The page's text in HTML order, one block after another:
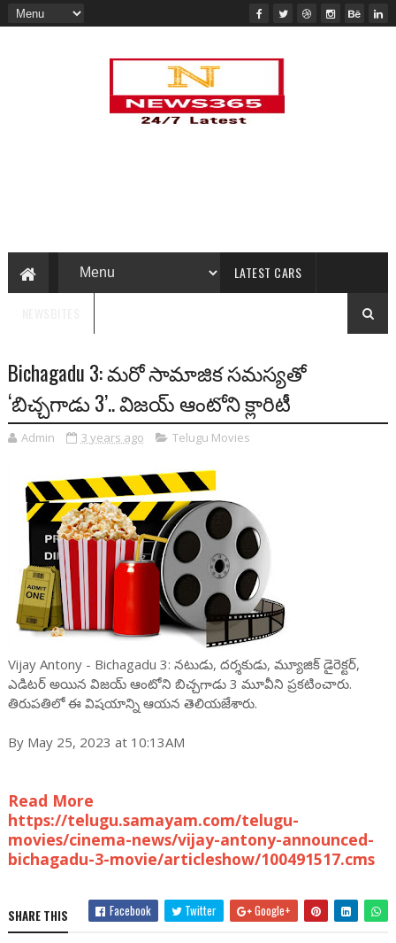
LATEST CARS
Bichagadu 3: మరో సామాజిక సమస్యతో
‘బిచ్చగాడు 3’.. విజయ్ ఆంటోని క్లారిటీ
Admin 3 years ago Telugu Movies
Vijay Antony - Bichagadu 3: న‌టుడు, ద‌ర్శ‌కుడు, మ్యూజిక్ డైరెక్ట‌ర్‌,
ఎడిట‌ర్ అయిన విజ‌య్ ఆంటోని బిచ్చ‌గాడు 3 మూవీని ప్ర‌క‌టించారు.
తిరుప‌తిలో ఈ విష‌యాన్ని ఆయ‌న తెలియ‌జేశారు.
By May 25, 2023 at 10:13AM
Read More
https://telugu.samayam.com/telugu-
movies/cinema-news/vijay-antony-announced-
bichagadu-3-movie/articleshow/100491517.cms
SHARE THIS Facebook Twitter Google+